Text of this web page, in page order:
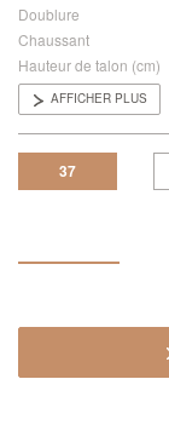
Doublure
Chaussant
Hauteur de talon (cm)
AFFICHER PLUS
37